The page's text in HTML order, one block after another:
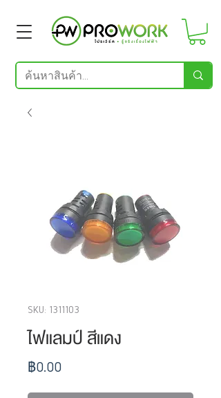
SKU: 1311103
ไฟแลมป์ สีแดง
฿0.00ราคา